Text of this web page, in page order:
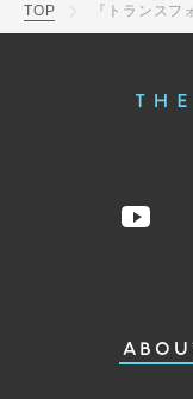
TOP 『トランスフ